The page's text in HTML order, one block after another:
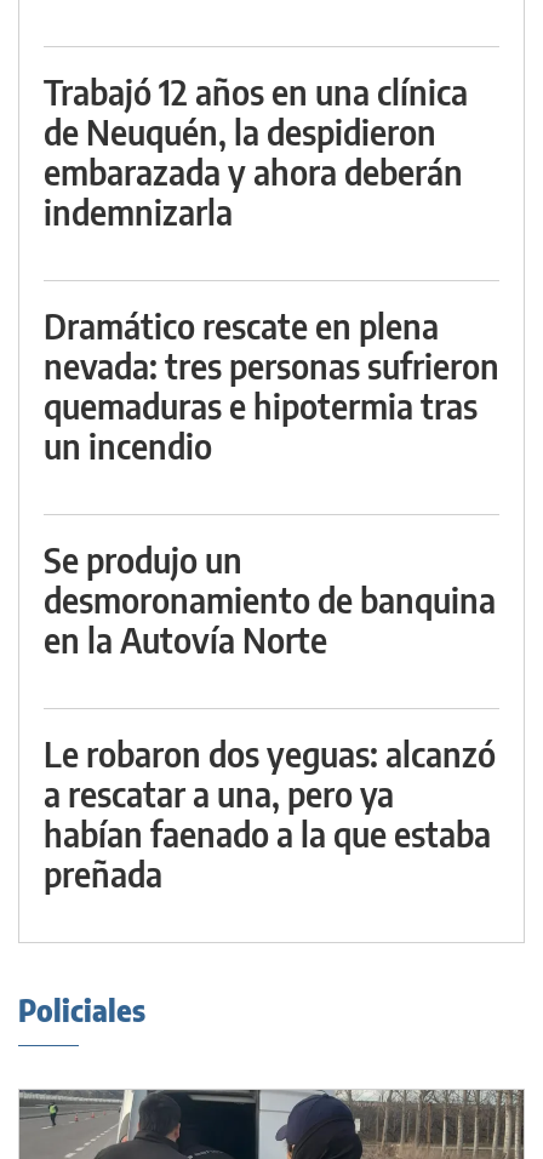
Trabajó 12 años en una clínica
de Neuquén, la despidieron
embarazada y ahora deberán
indemnizarla
Dramático rescate en plena
nevada: tres personas sufrieron
quemaduras e hipotermia tras
un incendio
Se produjo un
desmoronamiento de banquina
en la Autovía Norte
Le robaron dos yeguas: alcanzó
a rescatar a una, pero ya
habían faenado a la que estaba
preñada
Policiales